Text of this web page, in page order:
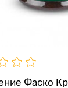
Фаско